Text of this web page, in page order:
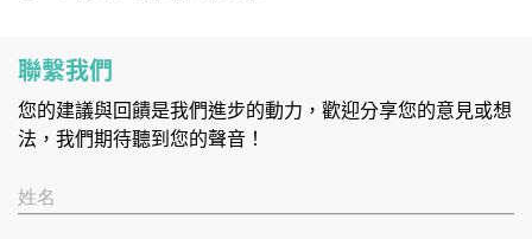
聯繫我們
您的建議與回饋是我們進步的動力，歡迎分享您的意見或想
法，我們期待聽到您的聲音！
姓名